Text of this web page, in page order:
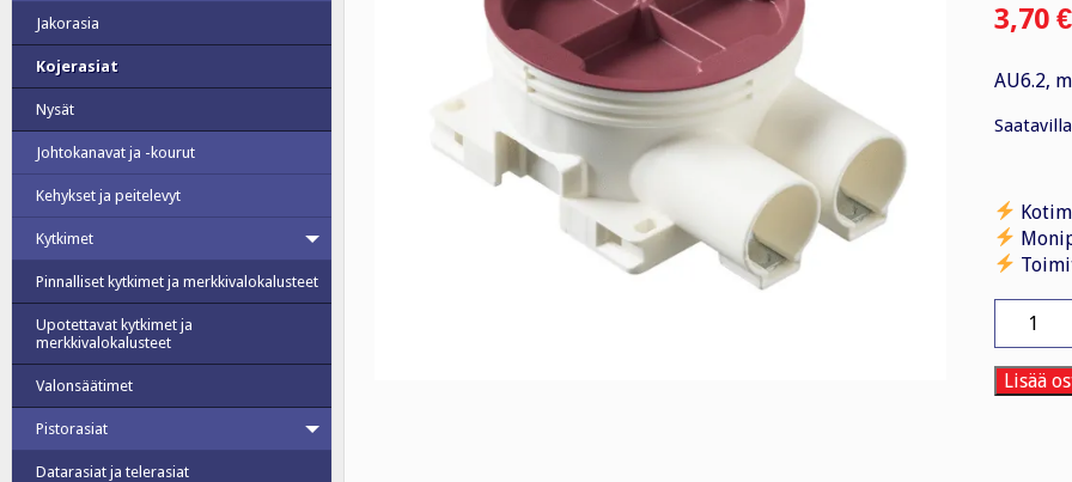
3,70 €
AU6.2,
AU6.2,
matala,
syvyys
38mm
Lisää
Jakorasia
Kojerasiat
Nysät
Johtokanavat ja -kourut
Kehykset ja peitelevyt
Kytkimet
Pinnalliset kytkimet ja merkkivalokalusteet
Upotettavat kytkimet ja
merkkivalokalusteet
Valonsäätimet
Pistorasiat
Datarasiat ja telerasiat